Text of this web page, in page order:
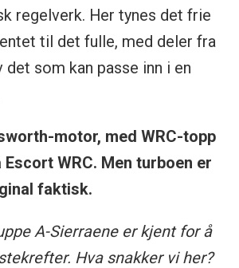
regelverk. Her tynes det frie
til det fulle, med deler fra
det som kan passe inn i en
motor, med WRC-topp
WRC. Men turboen er
faktisk.
A-Sierraene er kjent for å
Hva snakker vi her?